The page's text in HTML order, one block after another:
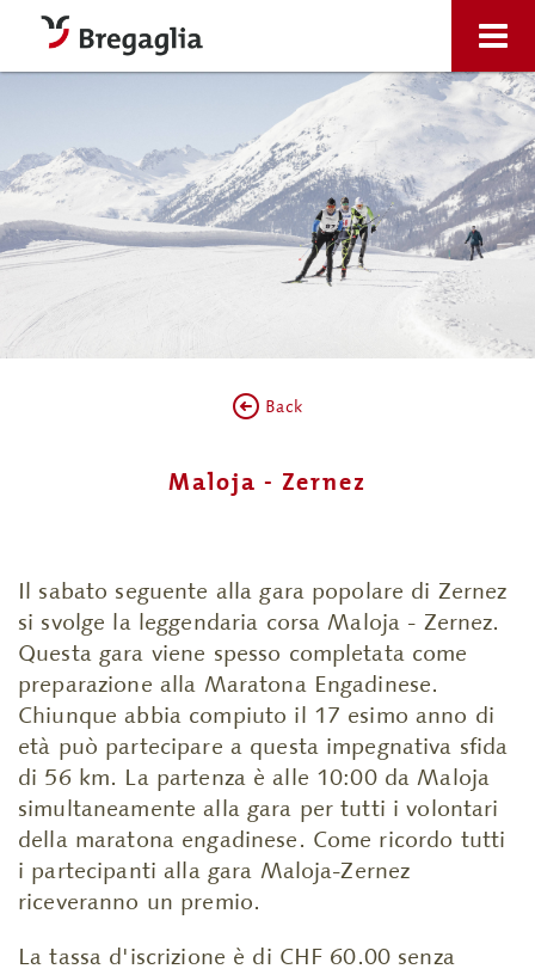
Back
Maloja - Zernez
Il sabato seguente alla gara popolare di Zernez
si svolge la leggendaria corsa Maloja - Zernez.
Questa gara viene spesso completata come
preparazione alla Maratona Engadinese.
Chiunque abbia compiuto il 17 esimo anno di
età può partecipare a questa impegnativa sfida
di 56 km. La partenza è alle 10:00 da Maloja
simultaneamente alla gara per tutti i volontari
della maratona engadinese. Come ricordo tutti
i partecipanti alla gara Maloja-Zernez
riceveranno un premio.
La tassa d'iscrizione è di CHF 60.00 senza